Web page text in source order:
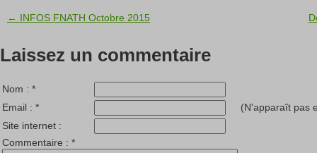
← INFOS FNATH Octobre 2015
Laissez un commentaire
Nom : *
Email : *
(N'apparaît pas
Site internet :
Commentaire : *